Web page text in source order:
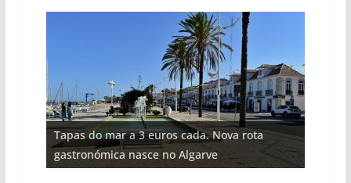
Tapas do mar a 3 euros cada. Nova rota
gastronómica nasce no Algarve
Projeto milionário: investimento de 108
milhões de euros na construção de dois
hotéis (com vídeo)
Tempestades roubam areia de praias e põem
arribas em risco no Algarve (com vídeo)
Foto do dia: uma cidade algarvia que cresceu
entre redes e fábricas
Milagre da água. Fontes emblemáticas do
Algarve voltam a ter vida (com vídeo)